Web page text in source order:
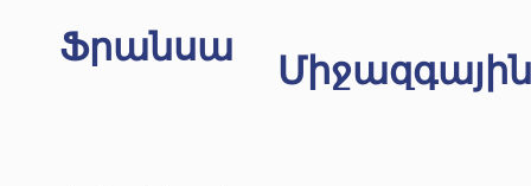
Ֆրանսա
Միջազգային